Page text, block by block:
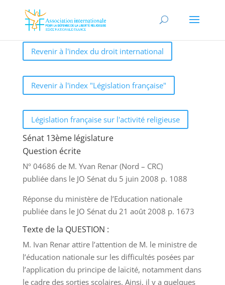
Revenir à l'index du droit international
Revenir à l'index "Législation française"
Législation française sur l'activité religieuse
Sénat 13ème législature
Question écrite
Nº 04686 de M. Yvan Renar (Nord – CRC)
publiée dans le JO Sénat du 5 juin 2008 p. 1088
Réponse du ministère de l’Education nationale
publiée dans le JO Sénat du 21 août 2008 p. 1673
Texte de la QUESTION :
M. Ivan Renar attire l’attention de M. le ministre de
l’éducation nationale sur les difficultés posées par
l’application du principe de laïcité, notamment dans
le cadre des sorties scolaires. Ainsi, il y a quelques